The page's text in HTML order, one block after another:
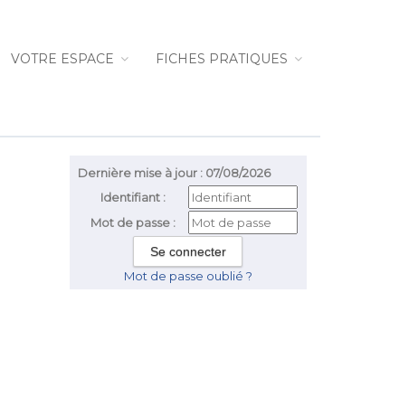
VOTRE ESPACE FICHES PRATIQUES
Dernière mise à jour : 07/08/2026
Identifiant :
Mot de passe :
Mot de passe oublié ?